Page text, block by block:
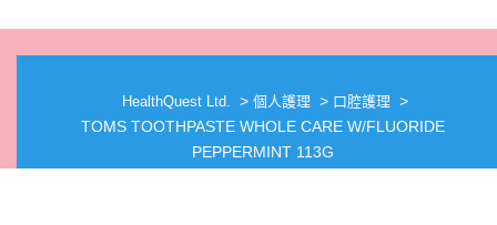
W/FLUORIDE PEPPERMINT 113G
HealthQuest Ltd. > 個人護理 > 口腔護理 >
TOMS TOOTHPASTE WHOLE CARE W/FLUORIDE
PEPPERMINT 113G